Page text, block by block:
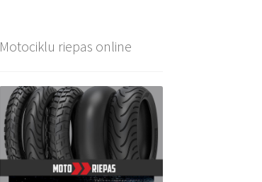
Motociklu riepas online